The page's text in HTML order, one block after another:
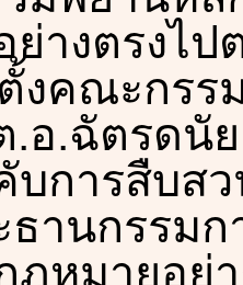
างตรงไป
งคณะกรร
อ.ฉัตรดนั
บการสืบส
ธานกรรม
ฎหมายอย่